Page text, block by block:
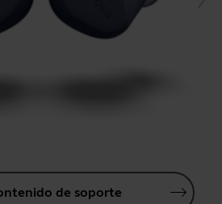
de soporte